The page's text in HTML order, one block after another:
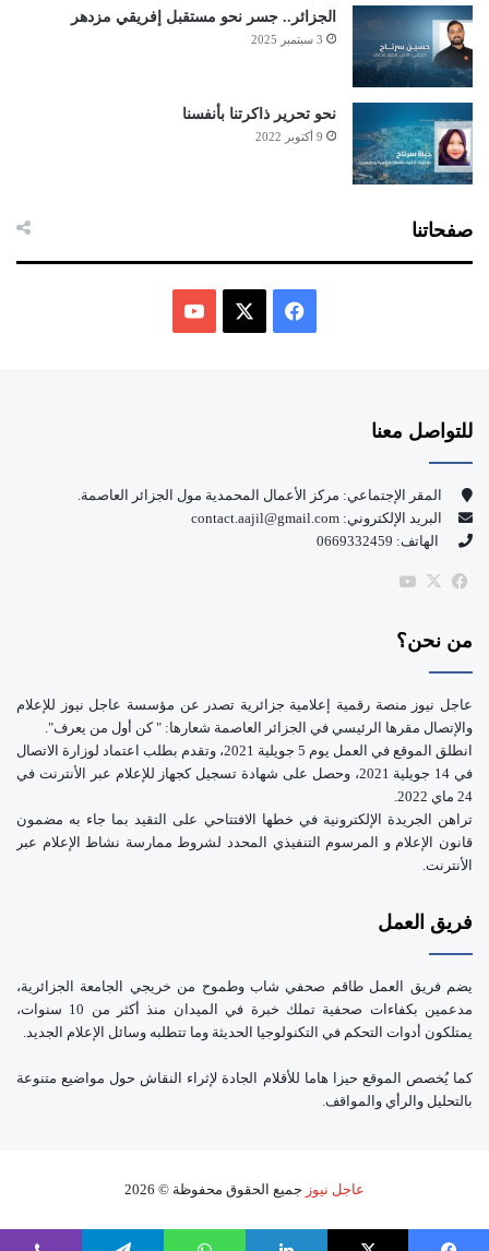
الجزائر.. جسر نحو مستقبل إفريقي مزدهر
3 سبتمبر 2025
نحو تحرير ذاكرتنا بأنفسنا
9 أكتوبر 2022
صفحاتنا
و
ك
للتواصل معنا
المقر الإجتماعي: مركز الأعمال المحمدية مول الجزائر العاصمة.
البريد الإلكتروني: contact.aajil@gmail.com
الهاتف: 0669332459
فيسبوك
‫X
من نحن؟
عاجل نيوز منصة رقمية إعلامية جزائرية تصدر عن مؤسسة عاجل نيوز للإعلام
والإتصال مقرها الرئيسي في الجزائر العاصمة شعارها: " كن أول من يعرف".
انطلق الموقع في العمل يوم 5 جويلية 2021، وتقدم بطلب اعتماد لوزارة الاتصال
في 14 جويلية 2021، وحصل على شهادة تسجيل كجهاز للإعلام عبر الأنترنت في
24 ماي 2022.
تراهن الجريدة الإلكترونية في خطها الافتتاحي على التقيد بما جاء به مضمون
قانون الإعلام و المرسوم التنفيذي المحدد لشروط ممارسة نشاط الإعلام عبر
الأنترنت.
فريق العمل
يضم فريق العمل طاقم صحفي شاب وطموح من خريجي الجامعة الجزائرية،
مدعمين بكفاءات صحفية تملك خبرة في الميدان منذ أكثر من 10 سنوات،
يمتلكون أدوات التحكم في التكنولوجيا الحديثة وما تتطلبه وسائل الإعلام الجديد.
كما يُخصص الموقع حيزا هاما للأقلام الجادة لإثراء النقاش حول مواضيع متنوعة
بالتحليل والرأي والمواقف.
عاجل نيوز جميع الحقوق محفوظة © 2026